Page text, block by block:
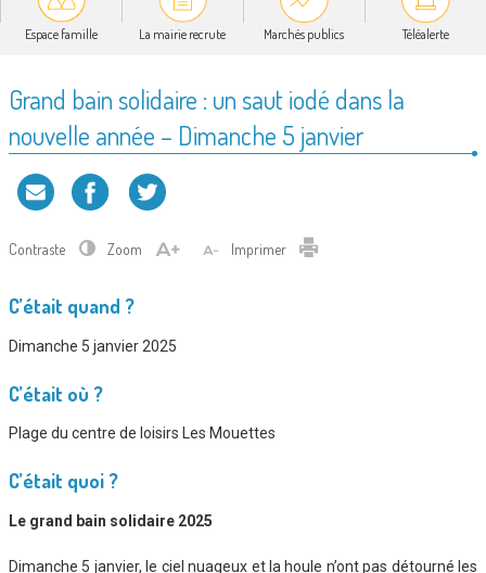
Espace famille La mairie recrute Marchés publics Téléalerte
Grand bain solidaire : un saut iodé dans la
nouvelle année – Dimanche 5 janvier
Contraste Zoom Imprimer
C’était quand ?
Dimanche 5 janvier 2025
C’était où ?
Plage du centre de loisirs Les Mouettes
C’était quoi ?
Le grand bain solidaire 2025
Dimanche 5 janvier, le ciel nuageux et la houle n’ont pas détourné les